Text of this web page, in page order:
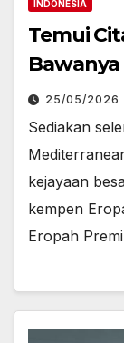
INDONESIA
Temui
25/05/2026
Sediakan
kejayaan
kempen
Eropah